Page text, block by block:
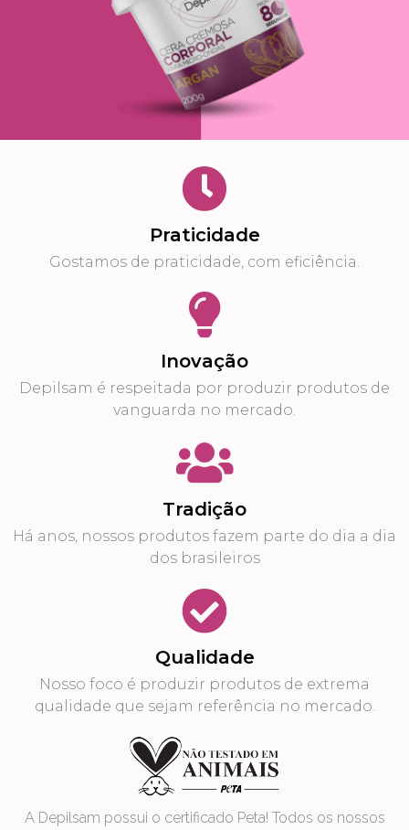
Praticidade
Gostamos de praticidade, com eficiência.
Inovação
Depilsam é respeitada por produzir produtos de
vanguarda no mercado.
Tradição
Há anos, nossos produtos fazem parte do dia a dia
dos brasileiros
Qualidade
Nosso foco é produzir produtos de extrema
qualidade que sejam referência no mercado.
A Depilsam possui o certificado Peta! Todos os nossos